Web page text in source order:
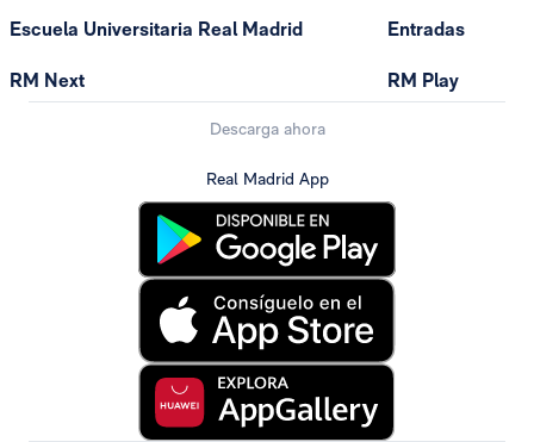
Escuela Universitaria Real Madrid
RM Next
Entradas
RM Play
Descarga ahora
Real Madrid App